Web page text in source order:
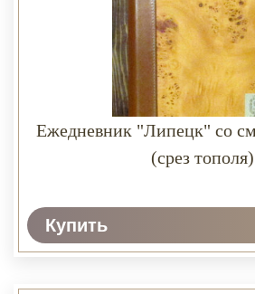
Ежедневник "Липецк" со
(срез тополя)
Купить